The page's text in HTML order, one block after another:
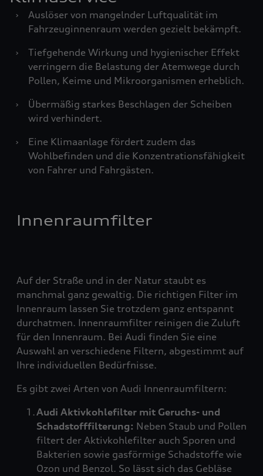
›
Auslöser von mangelnder Luftqualität im
Fahrzeuginnenraum werden gezielt bekämpft.
›
Tiefgehende Wirkung und hygienischer Effekt
verringern die Belastung der Atemwege durch
Pollen, Keime und Mikroorganismen erheblich.
›
Übermäßig starkes Beschlagen der Scheiben
wird verhindert.
›
Eine Klimaanlage fördert zudem das
Wohlbefinden und die Konzentrationsfähigkeit
von Fahrer und Fahrgästen.
Innenraumfilter
Auf der Straße und in der Natur staubt es
manchmal ganz gewaltig. Die richtigen Filter im
Innenraum lassen Sie trotzdem ganz entspannt
durchatmen. Innenraumfilter reinigen die Zuluft
für den Innenraum. Bei Audi finden Sie eine
Auswahl an verschiedene Filtern, abgestimmt auf
Ihre individuellen Bedürfnisse.
Es gibt zwei Arten von Audi Innenraumfiltern:
Audi Aktivkohlefilter mit Geruchs- und
Schadstofffilterung: Neben Staub und Pollen
filtert der Aktivkohlefilter auch Sporen und
Bakterien sowie gasförmige Schadstoffe wie
Ozon und Benzol. So lässt sich das Gebläse